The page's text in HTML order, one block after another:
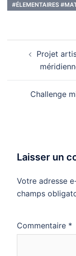
#ÉLEMENTAIRES
d’article
Projet
Challenge
Laisser un
Votre adresse
champs
Commentaire *